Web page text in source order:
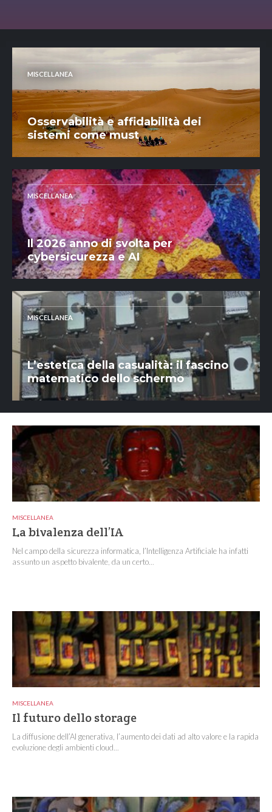
MISCELLANEA
Osservabilità e affidabilità dei
sistemi come must
MISCELLANEA
Il 2026 anno di svolta per
cybersicurezza e AI
MISCELLANEA
L’estetica della casualità: il fascino
matematico dello schermo
MISCELLANEA
La bivalenza dell’IA
Nel campo della sicurezza informatica, l’Intelligenza Artificiale ha infatti
assunto un aspetto bivalente, da un certo...
MISCELLANEA
Il futuro dello storage
La diffusione dell’AI generativa, l’aumento dei dati ad alto valore e la rapida
evoluzione degli ambienti cloud...